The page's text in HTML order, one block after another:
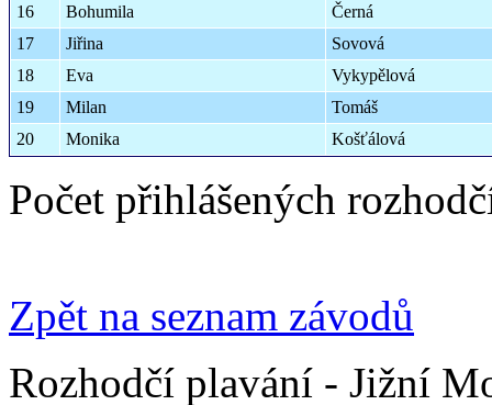
16
Bohumila
Černá
17
Jiřina
Sovová
18
Eva
Vykypělová
19
Milan
Tomáš
20
Monika Košťálová
Počet přihlášených
Zpět na seznam závodů
Rozhodčí plavání - Jižní